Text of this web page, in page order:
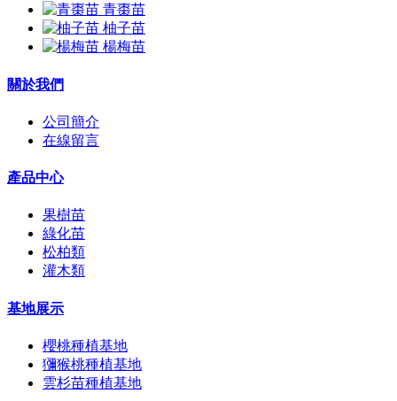
青棗苗
柚子苗
楊梅苗
關於我們
公司簡介
在線留言
產品中心
果樹苗
綠化苗
松柏類
灌木類
基地展示
櫻桃種植基地
獼猴桃種植基地
雲杉苗種植基地